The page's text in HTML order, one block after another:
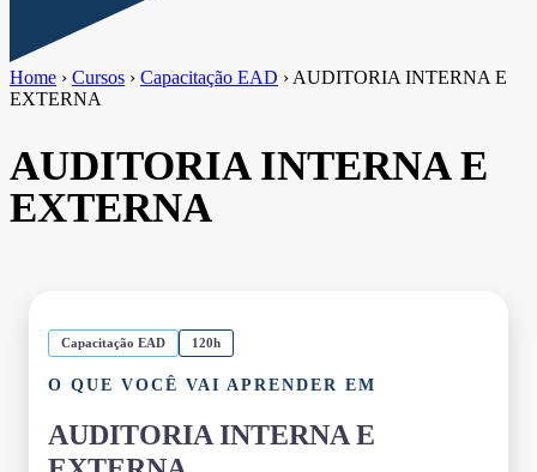
Home › Cursos › Capacitação EAD › AUDITORIA INTERNA E
EXTERNA
AUDITORIA INTERNA E
EXTERNA
Capacitação EAD 120h
O QUE VOCÊ VAI APRENDER EM
AUDITORIA INTERNA E